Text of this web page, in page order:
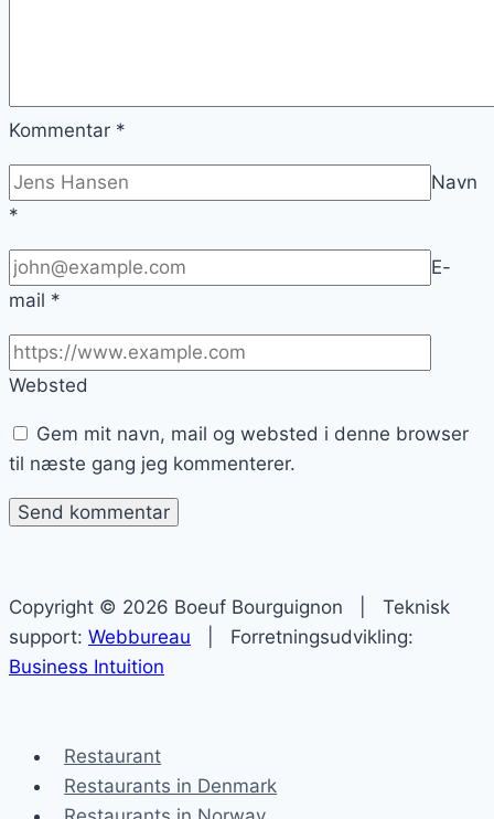
Kommentar *
Navn
*
E-
mail *
Websted
Gem mit navn, mail og websted i denne browser
til næste gang jeg kommenterer.
Copyright © 2026 Boeuf Bourguignon | Teknisk
support: Webbureau | Forretningsudvikling:
Business Intuition
Restaurant
Restaurants in Denmark